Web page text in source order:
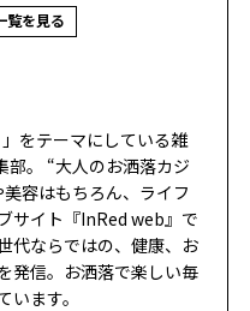
覧を見る
をテーマにしている雑
。 “大人のお洒落カジ
容はもちろん、ライフ
サイト『InRed web』で
代ならではの、健康、お
発信。お洒落で楽しい毎
ます。